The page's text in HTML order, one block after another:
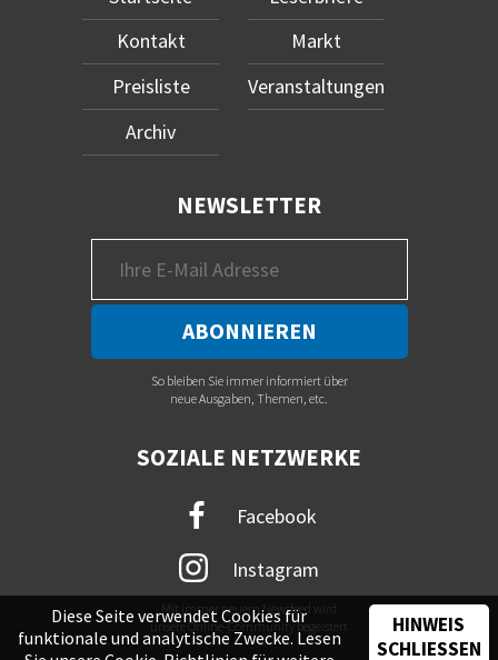
Kontakt
Preisliste
Archiv
Markt
Veranstaltungen
NEWSLETTER
So bleiben Sie immer informiert über
neue Ausgaben, Themen, etc.
SOZIALE NETZWERKE
Facebook
Instagram
Mit immer neuem Newsfeed wird
unsere Online-Community begeistert
Diese Seite verwendet Cookies für
funktionale und analytische Zwecke. Lesen
HINWEIS
SCHLIESSEN